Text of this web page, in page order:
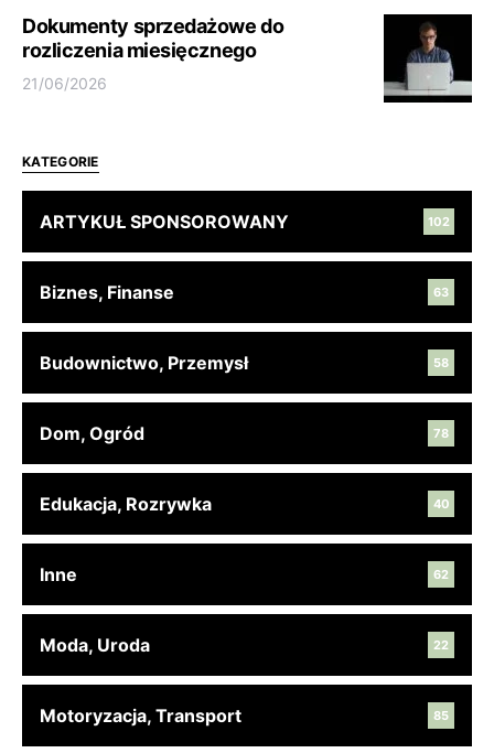
Dokumenty sprzedażowe do
rozliczenia miesięcznego
21/06/2026
KATEGORIE
ARTYKUŁ SPONSOROWANY 102
Biznes, Finanse 63
Budownictwo, Przemysł 58
Dom, Ogród 78
Edukacja, Rozrywka 40
Inne 62
Moda, Uroda 22
Motoryzacja, Transport 85